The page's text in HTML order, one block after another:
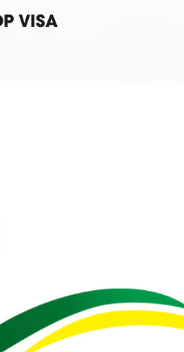
VISA